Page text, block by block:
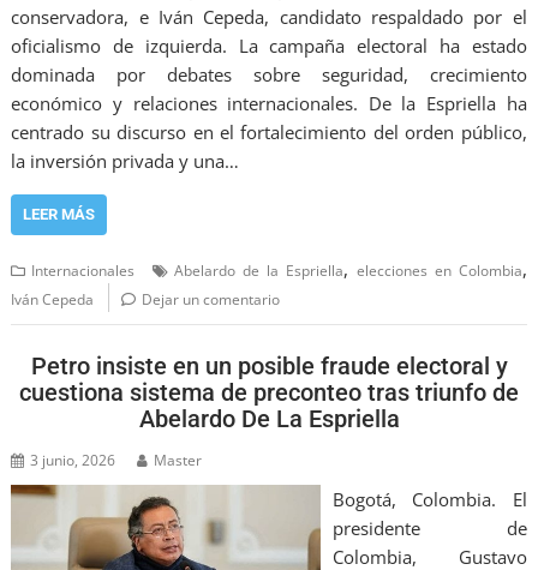
conservadora, e Iván Cepeda, candidato respaldado por el
oficialismo de izquierda. La campaña electoral ha estado
dominada por debates sobre seguridad, crecimiento
económico y relaciones internacionales. De la Espriella ha
centrado su discurso en el fortalecimiento del orden público,
la inversión privada y una…
LEER MÁS
Internacionales Abelardo de la Espriella, elecciones en Colombia,
Iván Cepeda Dejar un comentario
Petro insiste en un posible fraude electoral y
cuestiona sistema de preconteo tras triunfo de
Abelardo De La Espriella
3 junio, 2026 Master
Bogotá, Colombia. El
presidente de
Colombia, Gustavo